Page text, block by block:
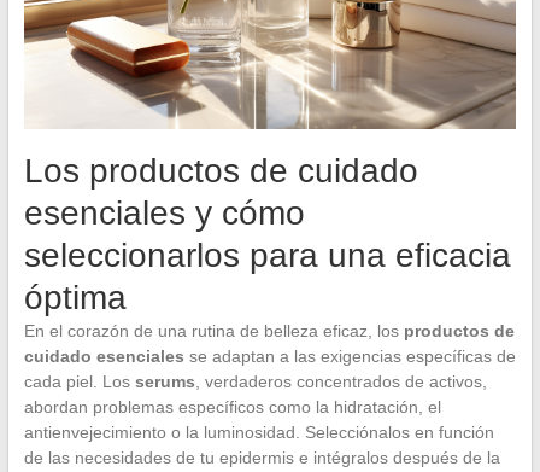
Los productos de cuidado
esenciales y cómo
seleccionarlos para una eficacia
óptima
En el corazón de una rutina de belleza eficaz, los productos de
cuidado esenciales se adaptan a las exigencias específicas de
cada piel. Los serums, verdaderos concentrados de activos,
abordan problemas específicos como la hidratación, el
antienvejecimiento o la luminosidad. Selecciónalos en función
de las necesidades de tu epidermis e intégralos después de la